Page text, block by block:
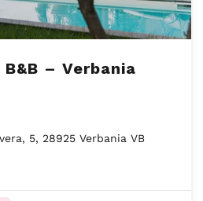
– Verbania
5, 28925 Verbania VB